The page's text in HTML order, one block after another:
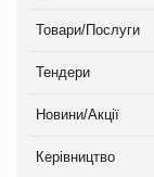
Товари/Послуги
Тендери
Новини/Акції
Керівництво